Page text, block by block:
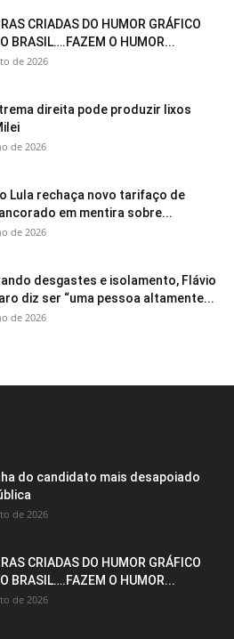
CRIADAS DO HUMOR GRÁFICO
BRASIL….FAZEM O HUMOR...
de 2026
direita pode produzir lixos
de 2026
Lula rechaça novo tarifaço de
em mentira sobre...
de 2026
desgastes e isolamento, Flávio
diz ser “uma pessoa altamente...
de 2026
do candidato mais desapoiado
de 2026
CRIADAS DO HUMOR GRÁFICO
BRASIL….FAZEM O HUMOR...
de 2026